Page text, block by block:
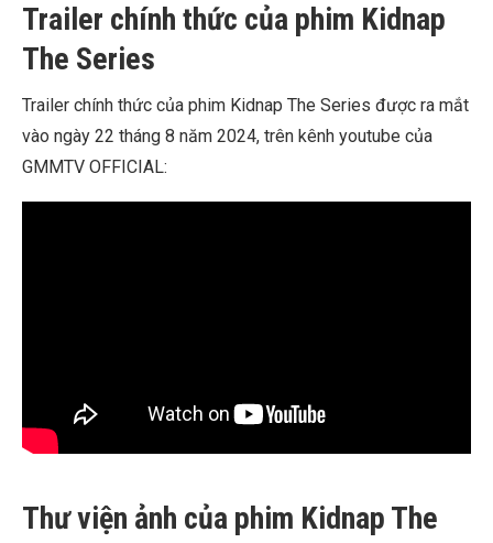
Trailer chính thức của phim Kidnap
The Series
Trailer chính thức của phim Kidnap The Series được ra mắt
vào ngày 22 tháng 8 năm 2024, trên kênh youtube của
GMMTV OFFICIAL:
Thư viện ảnh của phim Kidnap The